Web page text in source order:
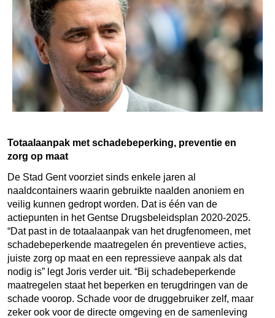
Totaalaanpak met schadebeperking, preventie en
zorg op maat
De Stad Gent voorziet sinds enkele jaren al
naaldcontainers waarin gebruikte naalden anoniem en
veilig kunnen gedropt worden. Dat is één van de
actiepunten in het Gentse Drugsbeleidsplan 2020-2025.
“Dat past in de totaalaanpak van het drugfenomeen, met
schadebeperkende maatregelen én preventieve acties,
juiste zorg op maat en een repressieve aanpak als dat
nodig is” legt Joris verder uit. “Bij schadebeperkende
maatregelen staat het beperken en terugdringen van de
schade voorop. Schade voor de druggebruiker zelf, maar
zeker ook voor de directe omgeving en de samenleving